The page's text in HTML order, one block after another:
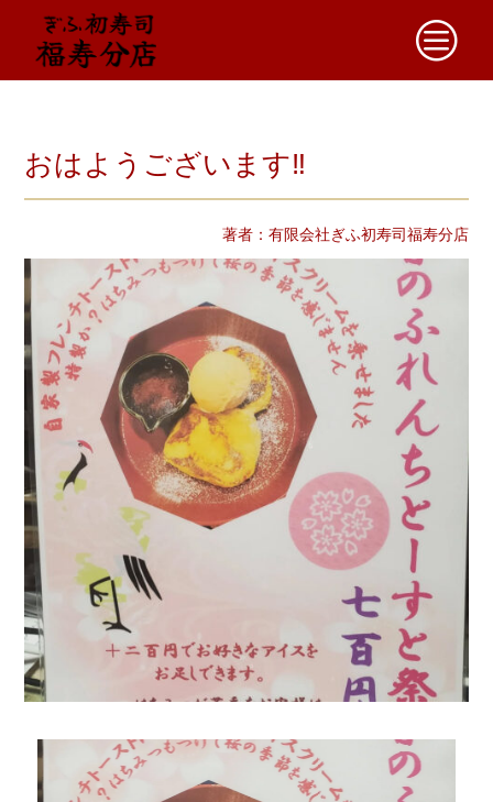
c
おはようございます‼️
著者：有限会社ぎふ初寿司福寿分店